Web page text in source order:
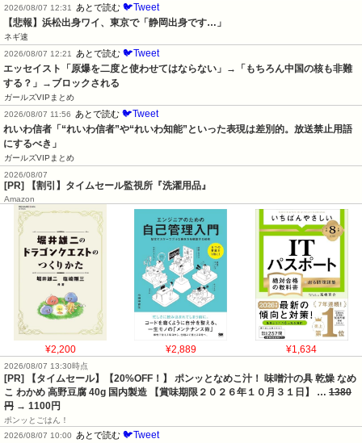
2026/08/07 12:31
あとで読む 🐦Tweet
【悲報】浜松出身ワイ、東京で「静岡出身です…」
ネギ速
2026/08/07 12:21
あとで読む 🐦Tweet
エッセイスト「原爆を二度と使わせてはならない」→「もちろん中国の核も非難
する？」→ブロックされる
ガールズVIPまとめ
2026/08/07 11:56
あとで読む 🐦Tweet
れいわ信者「“れいわ信者”や“れいわ知能”といった表現は差別的。放送禁止用語
にするべき」
ガールズVIPまとめ
2026/08/07
[PR] 【割引】タイムセール監視所『洗濯用品』
Amazon
¥2,200 ¥2,889 ¥1,634
2026/08/07 13:30時点
[PR] 【タイムセール】【20%OFF！】 ポンッとなめこ汁！ 味噌汁の具 乾燥 なめ
こ わかめ 高野豆腐 40g 国内製造 【賞味期限２０２６年１０月３１日】 … 1380
円 → 1100円
ポンッとごはん！
2026/08/07 10:00
あとで読む 🐦Tweet